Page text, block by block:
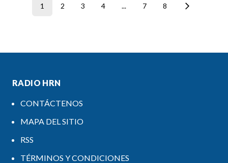
1 2 3 4 ... 7 8
RADIO HRN
CONTÁCTENOS
MAPA DEL SITIO
RSS
TÉRMINOS Y CONDICIONES